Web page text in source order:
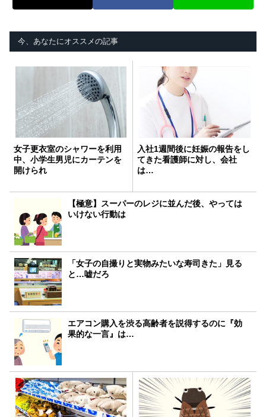
今、あなたにオススメの記事
女子更衣室のシャワーを利用
中、小学生男児にカーテンを
開けられ
入社1週間後に妊娠の報告をし
てきた看護師に対し、会社
は…
【極意】スーパーのレジに並んだ後、やっては
いけない行動は
「女子の自撮りと実物みたいな寿司きた」見る
と…嘘だろ
エアコン購入を渋る高齢者を説得するのに『効
果的な一言』は…